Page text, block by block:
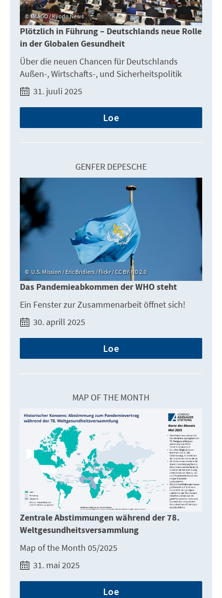
IMAGO / Kyodo News
Plötzlich in Führung – Deutschlands neue Rolle
in der Globalen Gesundheit
Über die neuen Chancen für Deutschlands
Außen-, Wirtschafts-, und Sicherheitspolitik
31. juuli 2025
Loe
GENFER DEPESCHE
U.S. Mission / Eric Bridiers / flickr / CC BY-ND 2.0
Das Pandemieabkommen der WHO steht
Ein Fenster zur Zusammenarbeit öffnet sich!
30. aprill 2025
Loe
MAP OF THE MONTH
Zentrale Abstimmungen während der 78.
Weltgesundheitsversammlung
Map of the Month 05/2025
31. mai 2025
Loe